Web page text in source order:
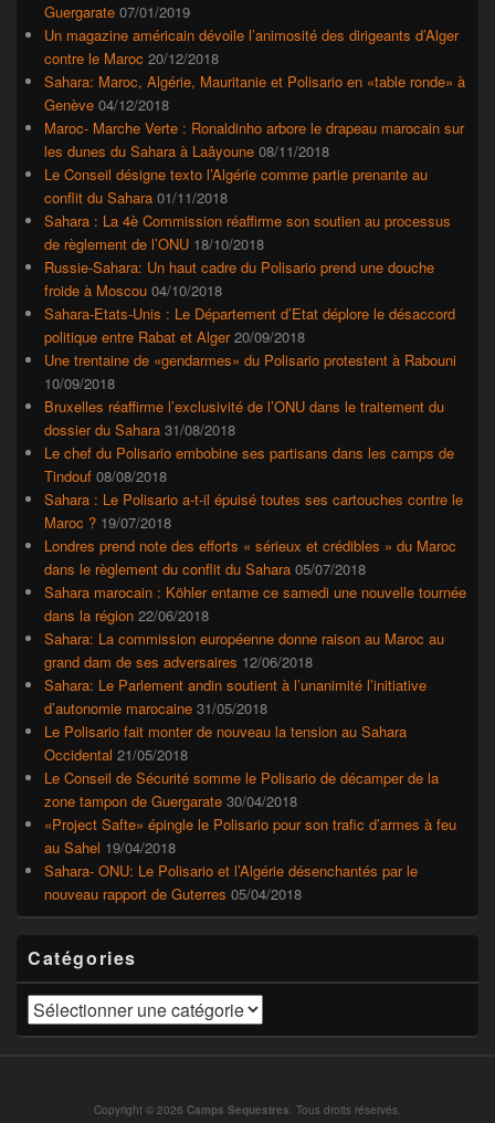
barre
latérale
Guergarate 07/01/2019
Un magazine américain dévoile l’animosité des dirigeants d’Alger
contre le Maroc 20/12/2018
Sahara: Maroc, Algérie, Mauritanie et Polisario en «table ronde» à
Genève 04/12/2018
Maroc- Marche Verte : Ronaldinho arbore le drapeau marocain sur
les dunes du Sahara à Laâyoune 08/11/2018
Le Conseil désigne texto l’Algérie comme partie prenante au
conflit du Sahara 01/11/2018
Sahara : La 4è Commission réaffirme son soutien au processus
de règlement de l’ONU 18/10/2018
Russie-Sahara: Un haut cadre du Polisario prend une douche
froide à Moscou 04/10/2018
Sahara-Etats-Unis : Le Département d’Etat déplore le désaccord
politique entre Rabat et Alger 20/09/2018
Une trentaine de «gendarmes» du Polisario protestent à Rabouni
10/09/2018
Bruxelles réaffirme l’exclusivité de l’ONU dans le traitement du
dossier du Sahara 31/08/2018
Le chef du Polisario embobine ses partisans dans les camps de
Tindouf 08/08/2018
Sahara : Le Polisario a-t-il épuisé toutes ses cartouches contre le
Maroc ? 19/07/2018
Londres prend note des efforts « sérieux et crédibles » du Maroc
dans le règlement du conflit du Sahara 05/07/2018
Sahara marocain : Köhler entame ce samedi une nouvelle tournée
dans la région 22/06/2018
Sahara: La commission européenne donne raison au Maroc au
grand dam de ses adversaires 12/06/2018
Sahara: Le Parlement andin soutient à l’unanimité l’initiative
d’autonomie marocaine 31/05/2018
Le Polisario fait monter de nouveau la tension au Sahara
Occidental 21/05/2018
Le Conseil de Sécurité somme le Polisario de décamper de la
zone tampon de Guergarate 30/04/2018
«Project Safte» épingle le Polisario pour son trafic d’armes à feu
au Sahel 19/04/2018
Sahara- ONU: Le Polisario et l’Algérie désenchantés par le
nouveau rapport de Guterres 05/04/2018
Catégories
Catégories
Copyright © 2026 Camps Sequestres. Tous droits réservés.